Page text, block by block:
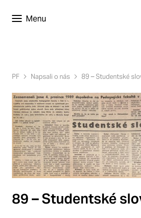
Menu
PF Napsali o nás 89 – Studentské
89 – Studentské